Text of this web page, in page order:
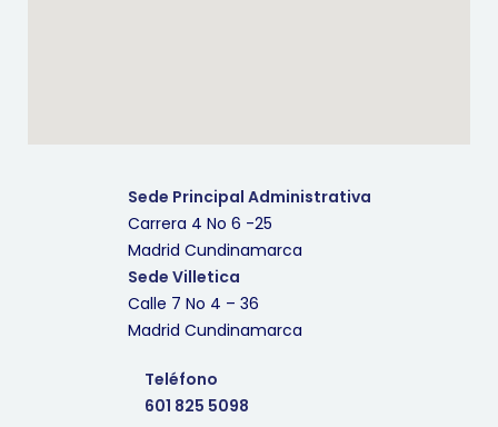
Sede Principal Administrativa
Carrera 4 No 6 -25
Madrid Cundinamarca
Sede Villetica
Calle 7 No 4 – 36
Madrid Cundinamarca
Teléfono
601 825 5098